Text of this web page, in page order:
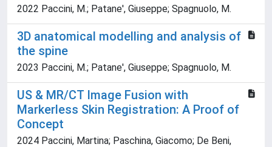
2022 Paccini, M.; Patane', Giuseppe; Spagnuolo, M.
3D anatomical modelling and analysis of
the spine
2023 Paccini, M.; Patane', Giuseppe; Spagnuolo, M.
US & MR/CT Image Fusion with
Markerless Skin Registration: A Proof of
Concept
2024 Paccini, Martina; Paschina, Giacomo; De Beni,